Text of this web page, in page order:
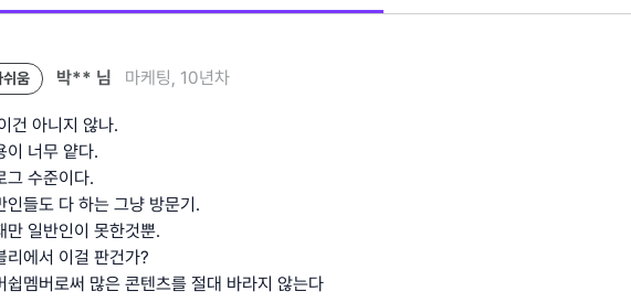
쉬움 박** 님 마케팅, 10년차
건 아니지 않나.
이 너무 얕다.
그 수준이다.
인들도 다 하는 그냥 방문기.
만 일반인이 못한것뿐.
리에서 이걸 판건가?
쉽멤버로써 많은 콘텐츠를 절대 바라지 않는다